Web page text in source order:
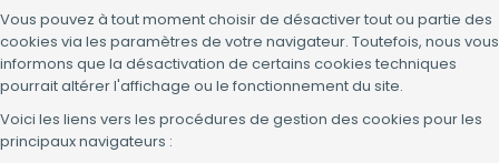
Vous pouvez à tout moment choisir de désactiver tout ou partie des
cookies via les paramètres de votre navigateur. Toutefois, nous vous
informons que la désactivation de certains cookies techniques
pourrait altérer l'affichage ou le fonctionnement du site.
Voici les liens vers les procédures de gestion des cookies pour les
principaux navigateurs :